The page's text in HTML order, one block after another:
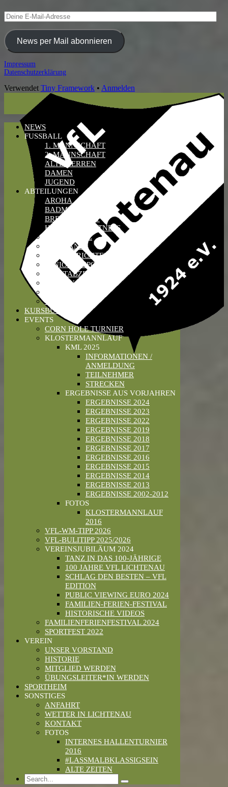
Deine
E-
Mail-
AdresseNews per Mail abonnieren
Footer
Impressum
Datenschutzerklärung
Verwendet Tiny Framework • Anmelden
NEWS
FUSSBALL
1. MANNSCHAFT
2. MANNSCHAFT
ALTE HERREN
DAMEN
JUGEND
ABTEILUNGEN
AROHA
BADMINTON
BREITENSPORT
HULA-HOOP FITNESS
KETTLEBELL
PAARTANZ
SCHIEDSRICHTER
SENIORENSPORT
SPORTABZEICHEN
TANZEN
VOLLEYBALL
KURSBUCHUNG
EVENTS
CORN HOLE TURNIER
KLOSTERMANNLAUF
KML 2025
INFORMATIONEN /
ANMELDUNG
TEILNEHMER
STRECKEN
ERGEBNISSE AUS VORJAHREN
ERGEBNISSE 2024
ERGEBNISSE 2023
ERGEBNISSE 2022
ERGEBNISSE 2019
ERGEBNISSE 2018
ERGEBNISSE 2017
ERGEBNISSE 2016
ERGEBNISSE 2015
ERGEBNISSE 2014
ERGEBNISSE 2013
ERGEBNISSE 2002-2012
FOTOS
KLOSTERMANNLAUF
2016
VFL-WM-TIPP 2026
VFL-BULITIPP 2025/2026
VEREINSJUBILÄUM 2024
TANZ IN DAS 100-JÄHRIGE
100 JAHRE VFL LICHTENAU
SCHLAG DEN BESTEN – VFL
EDITION
PUBLIC VIEWING EURO 2024
FAMILIEN-FERIEN-FESTIVAL
HISTORISCHE VIDEOS
FAMILIENFERIENFESTIVAL 2024
SPORTFEST 2022
VEREIN
UNSER VORSTAND
HISTORIE
MITGLIED WERDEN
ÜBUNGSLEITER*IN WERDEN
SPORTHEIM
SONSTIGES
ANFAHRT
WETTER IN LICHTENAU
KONTAKT
FOTOS
INTERNES HALLENTURNIER
2016
#LASSMALBKLASSIGSEIN
ALTE ZEITEN
Search